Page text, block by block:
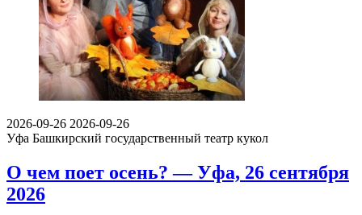
2026-09-26 2026-09-26
Уфа Башкирский государственный театр кукол
О чем поет осень? — Уфа, 26 сентября
2026